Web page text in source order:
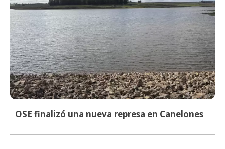
OSE finalizó una nueva represa en Canelones